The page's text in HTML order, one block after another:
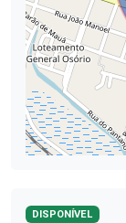
DISPONÍVEL